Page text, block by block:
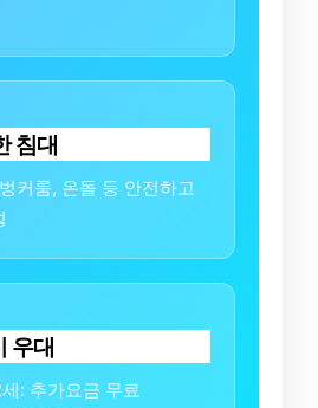
침대
커룸, 온돌 등 안전하고
우대
: 추가요금 무료